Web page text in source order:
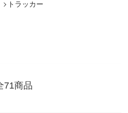
トラッカー
71商品